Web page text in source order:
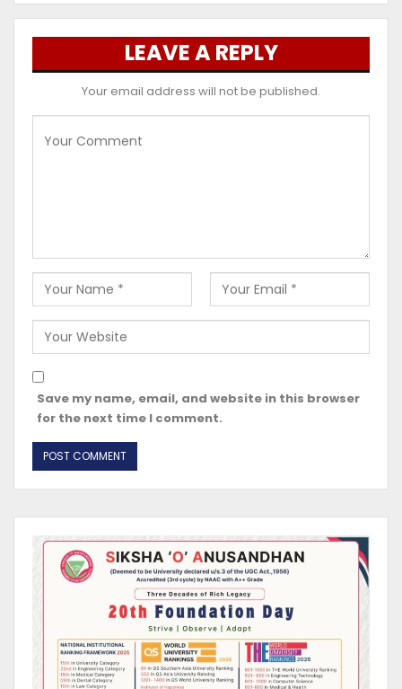
LEAVE A REPLY
Your email address will not be published.
Save my name, email, and website in this browser
for the next time I comment.